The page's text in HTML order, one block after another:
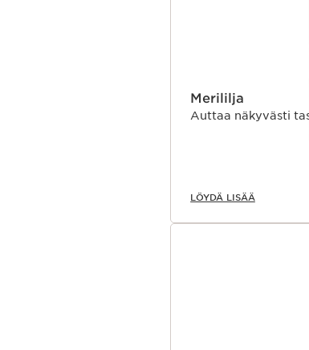
Merililja
Auttaa näkyvästi
LÖYDÄ LISÄÄ